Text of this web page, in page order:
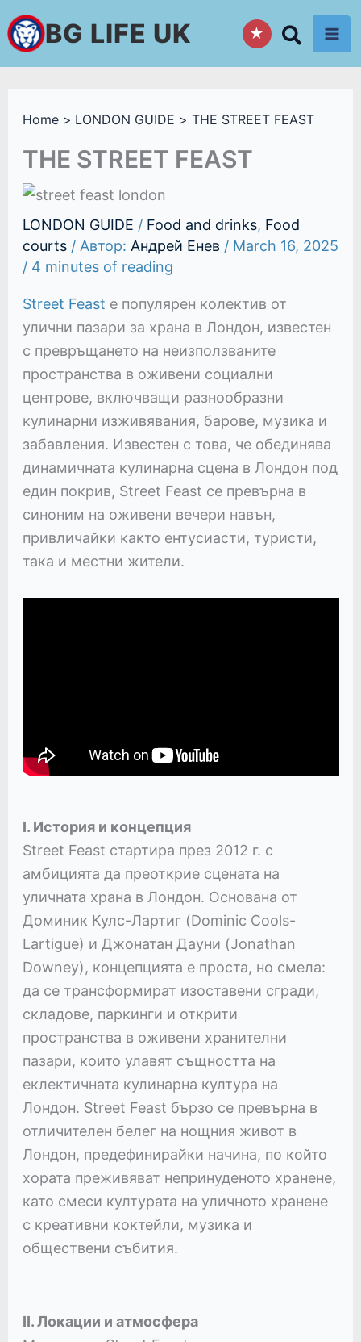
Skip
to
content
BG LIFE UK ★
Home LONDON GUIDE THE STREET FEAST
THE STREET FEAST
LONDON GUIDE / Food and drinks, Food
courts/ Автор: Андрей Енев / March 16, 2025
/ 4 minutes of reading
Street Feast е популярен колектив от
улични пазари за храна в Лондон, известен
с превръщането на неизползваните
пространства в оживени социални
центрове, включващи разнообразни
кулинарни изживявания, барове, музика и
забавления. Известен с това, че обединява
динамичната кулинарна сцена в Лондон под
един покрив, Street Feast се превърна в
синоним на оживени вечери навън,
привличайки както ентусиасти, туристи,
така и местни жители.
I. История и концепция
Street Feast стартира през 2012 г. с
амбицията да преоткрие сцената на
уличната храна в Лондон. Основана от
Доминик Кулс-Лартиг (Dominic Cools-
Lartigue) и Джонатан Дауни (Jonathan
Downey), концепцията е проста, но смела:
да се трансформират изоставени сгради,
складове, паркинги и открити
пространства в оживени хранителни
пазари, които улавят същността на
еклектичната кулинарна култура на
Лондон. Street Feast бързо се превърна в
отличителен белег на нощния живот в
Лондон, предефинирайки начина, по който
хората преживяват непринуденото хранене,
като смеси културата на уличното хранене
с креативни коктейли, музика и
обществени събития.
II. Локации и атмосфера